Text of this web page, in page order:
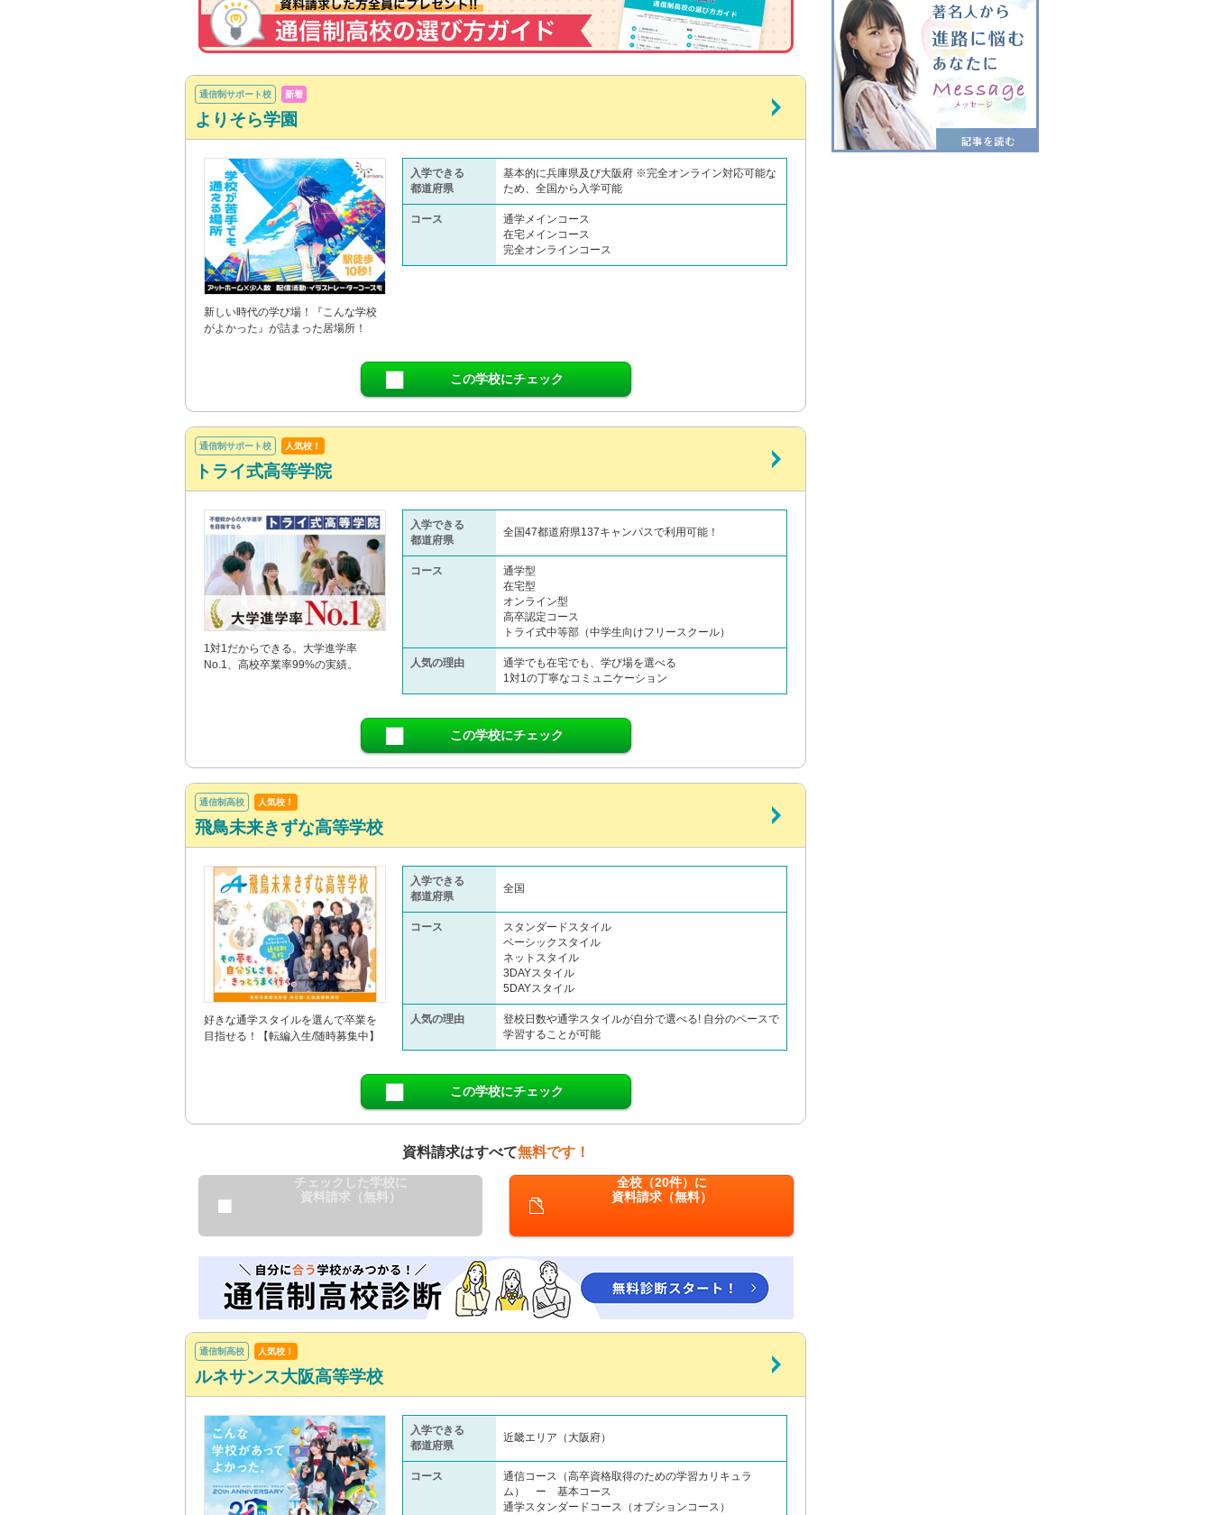
通信制サポート校 新着
よりそら学園
新しい時代の学び場！『こんな学校
がよかった』が詰まった居場所！
入学できる
都道府県
基本的に兵庫県及び大阪府 ※完全オンライン対応可能な
ため、全国から入学可能
コース
通学メインコース
在宅メインコース
完全オンラインコース
この学校にチェック
通信制サポート校 人気校！
トライ式高等学院
1対1だからできる。大学進学率
No.1、高校卒業率99%の実績。
入学できる
都道府県
全国47都道府県137キャンパスで利用可能！
コース
通学型
在宅型
オンライン型
高卒認定コース
トライ式中等部（中学生向けフリースクール）​
人気の理由
通学でも在宅でも、学び場を選べる
1対1の丁寧なコミュニケーション
この学校にチェック
通信制高校 人気校！
飛鳥未来きずな高等学校
好きな通学スタイルを選んで卒業を
目指せる！【転編入生/随時募集中】
入学できる
都道府県
全国
コース
スタンダードスタイル
ベーシックスタイル
ネットスタイル
3DAYスタイル
5DAYスタイル
人気の理由
登校日数や通学スタイルが自分で選べる! 自分のペースで
学習することが可能
この学校にチェック
資料請求はすべて無料です！
チェックした学校に
資料請求（無料）
全校（20件）に
資料請求（無料）
通信制高校 人気校！
ルネサンス大阪高等学校
入学できる
都道府県
近畿エリア（大阪府）
コース
通信コース（高卒資格取得のための学習カリキュラ
ム） ー 基本コース
通学スタンダードコース（オプションコース）